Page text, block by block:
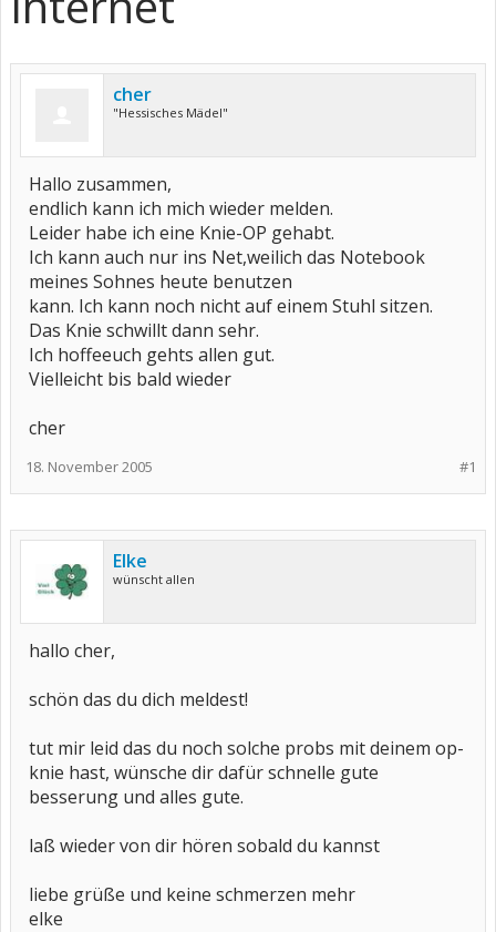
cher
"Hessisches Mädel"
Hallo zusammen,
endlich kann ich mich wieder melden.
Leider habe ich eine Knie-OP gehabt.
Ich kann auch nur ins Net,weilich das Notebook
meines Sohnes heute benutzen
kann. Ich kann noch nicht auf einem Stuhl sitzen.
Das Knie schwillt dann sehr.
Ich hoffeeuch gehts allen gut.
Vielleicht bis bald wieder
cher
#1
18. November 2005
Elke
wünscht allen
hallo cher,
schön das du dich meldest!
tut mir leid das du noch solche probs mit deinem op-
knie hast, wünsche dir dafür schnelle gute
besserung und alles gute.
laß wieder von dir hören sobald du kannst
liebe grüße und keine schmerzen mehr
elke